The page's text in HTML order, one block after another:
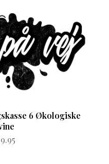
6 Økologiske